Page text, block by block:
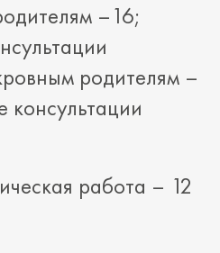
–16;
родителям –
консультации
работа – 12